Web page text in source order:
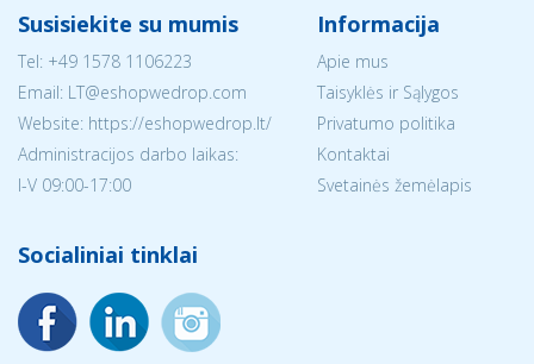
Susisiekite su mumis
Tel: +49 1578 1106223
Email: LT@eshopwedrop.com
Website: https://eshopwedrop.lt/
Administracijos darbo laikas:
I-V 09:00-17:00
Informacija
Apie mus
Taisyklės ir Sąlygos
Privatumo politika
Kontaktai
Svetainės žemėlapis
Socialiniai tinklai